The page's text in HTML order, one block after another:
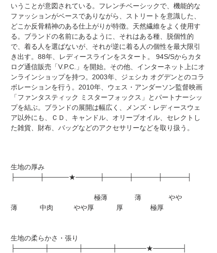
いうことが意図されている。フレンチベーシックで、機能的な
ファッションがベースでありながら、ストリートを意識した、
どこか反骨精神のある仕上がりが特徴。天然繊維をよく使用す
る。ブランドの名前にあるように、それはある種、脱個性的
で、着る人を選ばないが、それが逆に着る人の個性を最大限引
き出す。88年、レディースラインをスタート。 94S/Sからカタ
ログ通信販売「V.P.C.」を開始。その他、インターネット上にオ
ンラインショップを持つ。2003年、ジェシカ オグデンとのコラ
ボレーションを行う。2010年、ウェス・アンダーソン監督映画
「ファンタスティック ミスターフォックス」とパートナーシッ
プを結ぶ。ブランドの展開は幅広く、メンズ・レディースウェ
ア以外にも、ＣＤ、キャンドル、オリーブオイル、セレクトし
た雑貨、財布、バッグなどのアクセサリーなどを取り扱う。
生地の厚み
├─────┼─────★─────┼─────┼─────┼─────┤
極薄 薄 やや
薄 中肉 やや厚 厚 極厚
生地の柔らかさ・張り
├──────┼──────┼──────┼──────★──────┤